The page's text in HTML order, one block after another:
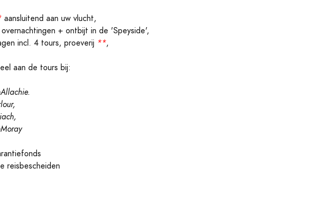
aansluitend aan uw vlucht,
overnachtingen + ontbijt in de 'Speyside',
incl. 4 tours, proeverij **,
aan de tours bij:
reisbescheiden